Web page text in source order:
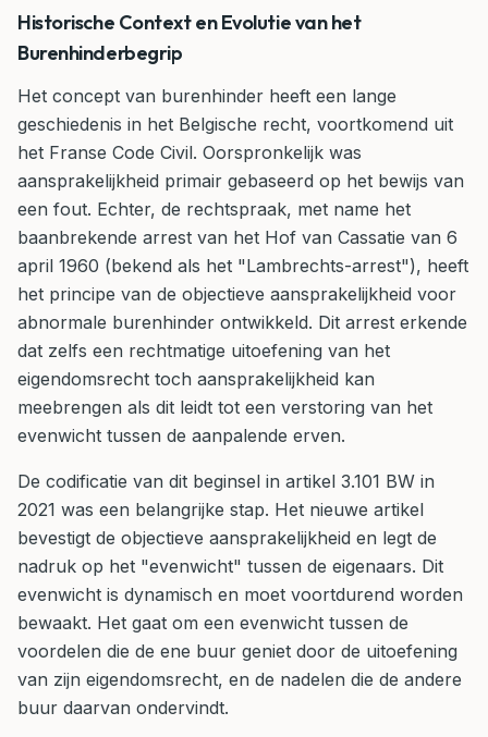
Historische Context en Evolutie van het
Burenhinderbegrip
Het concept van burenhinder heeft een lange
geschiedenis in het Belgische recht, voortkomend uit
het Franse Code Civil. Oorspronkelijk was
aansprakelijkheid primair gebaseerd op het bewijs van
een fout. Echter, de rechtspraak, met name het
baanbrekende arrest van het Hof van Cassatie van 6
april 1960 (bekend als het "Lambrechts-arrest"), heeft
het principe van de objectieve aansprakelijkheid voor
abnormale burenhinder ontwikkeld. Dit arrest erkende
dat zelfs een rechtmatige uitoefening van het
eigendomsrecht toch aansprakelijkheid kan
meebrengen als dit leidt tot een verstoring van het
evenwicht tussen de aanpalende erven.
De codificatie van dit beginsel in artikel 3.101 BW in
2021 was een belangrijke stap. Het nieuwe artikel
bevestigt de objectieve aansprakelijkheid en legt de
nadruk op het "evenwicht" tussen de eigenaars. Dit
evenwicht is dynamisch en moet voortdurend worden
bewaakt. Het gaat om een evenwicht tussen de
voordelen die de ene buur geniet door de uitoefening
van zijn eigendomsrecht, en de nadelen die de andere
buur daarvan ondervindt.